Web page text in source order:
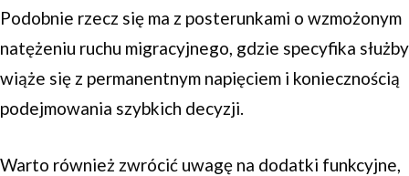
Podobnie rzecz się ma z posterunkami o wzmożonym
natężeniu ruchu migracyjnego, gdzie specyfika służby
wiąże się z permanentnym napięciem i koniecznością
podejmowania szybkich decyzji.
Warto również zwrócić uwagę na dodatki funkcyjne,